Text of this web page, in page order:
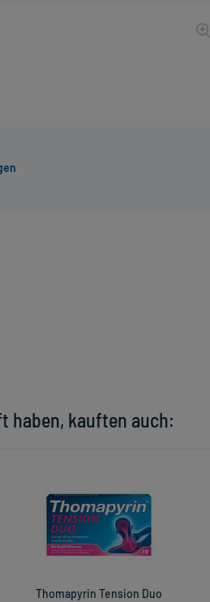
haben, kauften auch:
Thomapyrin Tension Duo